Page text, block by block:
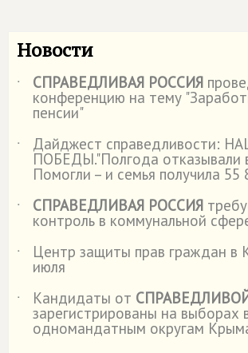
Новости
˙ СПРАВЕДЛИВАЯ РОССИЯ
конференцию на тему
пенсии"
˙
Дайджест справедливости:
ПОБЕДЫ."Полгода отказывали
Помогли – и семья получила 55
˙
СПРАВЕДЛИВАЯ РОССИЯ
контроль в коммунальной
˙
Центр защиты прав граждан в
июля
˙
Кандидаты от
зарегистрированы на выборах
одномандатным округам